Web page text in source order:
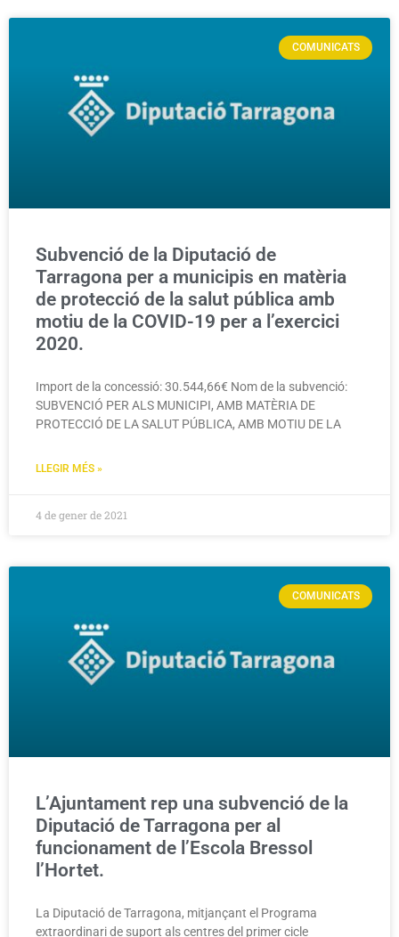
COMUNICATS
Subvenció de la Diputació de
Tarragona per a municipis en matèria
de protecció de la salut pública amb
motiu de la COVID-19 per a l’exercici
2020.
Import de la concessió: 30.544,66€ Nom de la subvenció:
SUBVENCIÓ PER ALS MUNICIPI, AMB MATÈRIA DE
PROTECCIÓ DE LA SALUT PÚBLICA, AMB MOTIU DE LA
LLEGIR MÉS »
4 de gener de 2021
COMUNICATS
L’Ajuntament rep una subvenció de la
Diputació de Tarragona per al
funcionament de l’Escola Bressol
l’Hortet.
La Diputació de Tarragona, mitjançant el Programa
extraordinari de suport als centres del primer cicle